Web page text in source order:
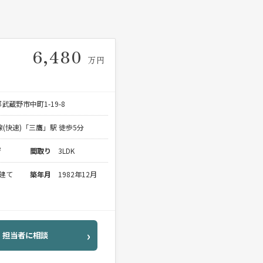
6,480 万円
蔵野市中町1-19-8
(快速)「三鷹」駅 徒歩5分
間取り 3LDK
て 築年月 1982年12月
担当者に相談